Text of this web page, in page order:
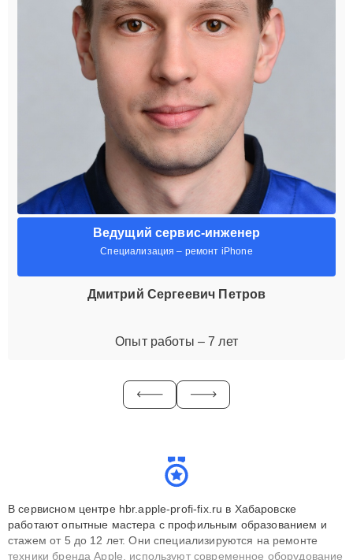
Ведущий сервис-инженер
Специализация – ремонт iPhone
Дмитрий Сергеевич Петров
Опыт работы – 7 лет
В сервисном центре hbr.apple-profi-fix.ru в Хабаровске
работают опытные мастера с профильным образованием и
стажем от 5 до 12 лет. Они специализируются на ремонте
техники бренда Apple, используют современное оборудование